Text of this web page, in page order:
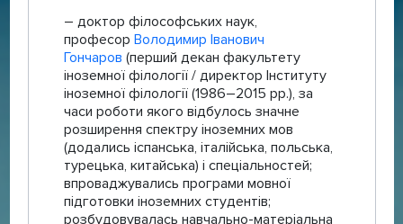
– доктор філософських наук,
професор Володимир Іванович
Гончаров (перший декан факультету
іноземної філології / директор Інституту
іноземної філології (1986–2015 рр.), за
часи роботи якого відбулось значне
розширення спектру іноземних мов
(додались іспанська, італійська, польська,
турецька, китайська) і спеціальностей;
впроваджувались програми мовної
підготовки іноземних студентів;
розбудовувалась навчально-матеріальна